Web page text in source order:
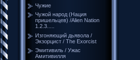
Чужие
Чужой народ (Нация
пришельцев) /Alien Nation
1.2.3.....
Изгоняющий дьявола /
Экзорцист / The Exorcist
Эмитивиль / Ужас
Амитивилля